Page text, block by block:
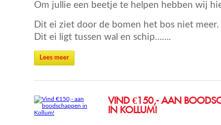
Om jullie een beetje te helpen hebben wij
Dit ei ziet door de bomen het bos niet meer.
Dit ei ligt tussen wal en schip…….
Lees meer
VIND €150,- AAN
IN KOLLUM!